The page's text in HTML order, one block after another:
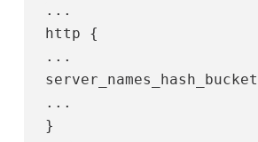
...
http {
...
...
}